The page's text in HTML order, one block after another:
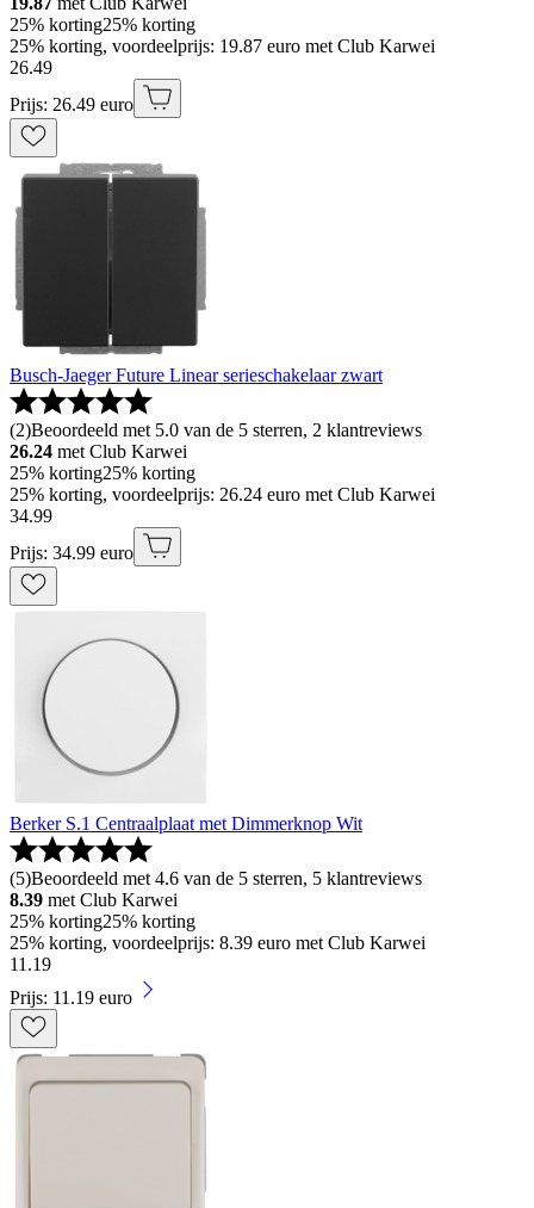
25% korting25% korting
25% korting, voordeelprijs: 19.87 euro met Club Karwei
26.49
Prijs: 26.49 euro
Busch-Jaeger Future Linear serieschakelaar zwart
(2)Beoordeeld met 5.0 van de 5 sterren, 2 klantreviews
26.24 met Club Karwei
25% korting25% korting
25% korting, voordeelprijs: 26.24 euro met Club Karwei
34.99
Prijs: 34.99 euro
Berker S.1 Centraalplaat met Dimmerknop Wit
(5)Beoordeeld met 4.6 van de 5 sterren, 5 klantreviews
8.39 met Club Karwei
25% korting25% korting
25% korting, voordeelprijs: 8.39 euro met Club Karwei
11 .19
Prijs: 11.19 euro